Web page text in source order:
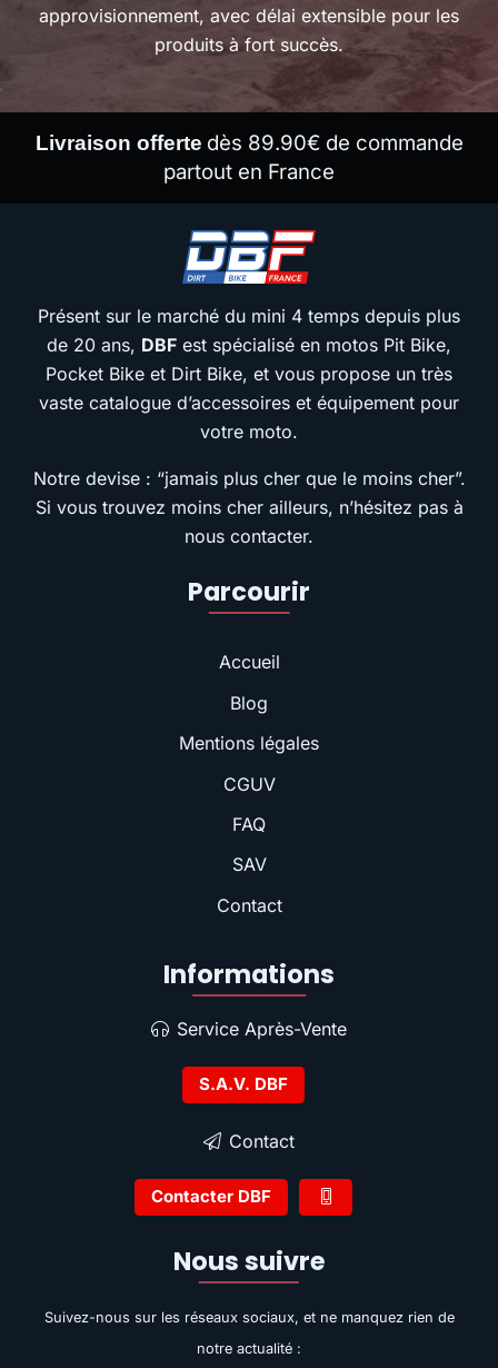
approvisionnement, avec délai extensible pour les
produits à fort succès.
Livraison offerte dès 89.90€ de commande
partout en France
Présent sur le marché du mini 4 temps depuis plus
de 20 ans, DBF est spécialisé en motos Pit Bike,
Pocket Bike et Dirt Bike, et vous propose un très
vaste catalogue d’accessoires et équipement pour
votre moto.
Notre devise : “jamais plus cher que le moins cher”.
Si vous trouvez moins cher ailleurs, n’hésitez pas à
nous contacter.
Parcourir
Accueil
Blog
Mentions légales
CGUV
FAQ
SAV
Contact
Informations
Service Après-Vente
S.A.V. DBF
Contact
Contacter DBF
Nous suivre
Suivez-nous sur les réseaux sociaux, et ne manquez rien de
notre actualité :